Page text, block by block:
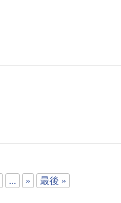
... » 最後 »